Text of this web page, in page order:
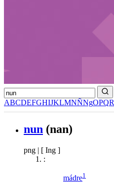
ABCDEFGHIJKLMNÑNgOPQR
nun (nan)
png | [ Ing ]
:
mádre1